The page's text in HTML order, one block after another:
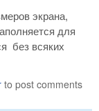
экрана,
для
без всяких
to post comments